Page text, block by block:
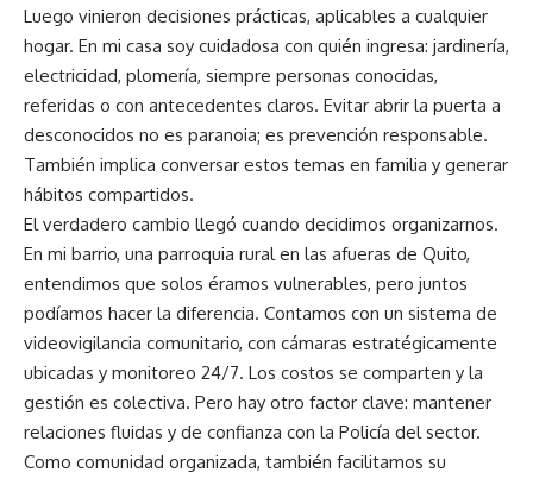
Luego vinieron decisiones prácticas, aplicables a cualquier
hogar. En mi casa soy cuidadosa con quién ingresa: jardinería,
electricidad, plomería, siempre personas conocidas,
referidas o con antecedentes claros. Evitar abrir la puerta a
desconocidos no es paranoia; es prevención responsable.
También implica conversar estos temas en familia y generar
hábitos compartidos.
El verdadero cambio llegó cuando decidimos organizarnos.
En mi barrio, una parroquia rural en las afueras de Quito,
entendimos que solos éramos vulnerables, pero juntos
podíamos hacer la diferencia. Contamos con un sistema de
videovigilancia comunitario, con cámaras estratégicamente
ubicadas y monitoreo 24/7. Los costos se comparten y la
gestión es colectiva. Pero hay otro factor clave: mantener
relaciones fluidas y de confianza con la Policía del sector.
Como comunidad organizada, también facilitamos su